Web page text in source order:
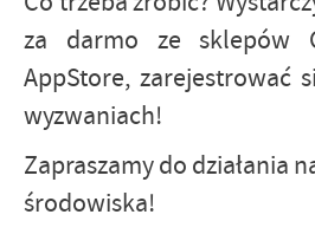
za darmo ze sklepów
AppStore, zarejestrować
wyzwaniach!
Zapraszamy do działania
środowiska!